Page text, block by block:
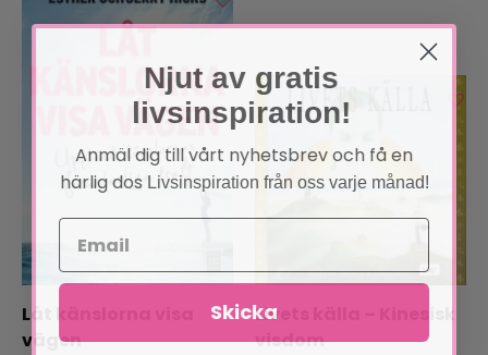
Låt känslorna visa
vägen
Livets källa – Kinesisk
visdom
Njut av gratis
livsinspiration!
Anmäl dig till vårt nyhetsbrev och få en
härlig dos Livsinspiration från oss varje månad!
Skicka